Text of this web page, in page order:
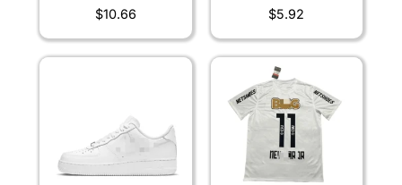
$10.66 $5.92